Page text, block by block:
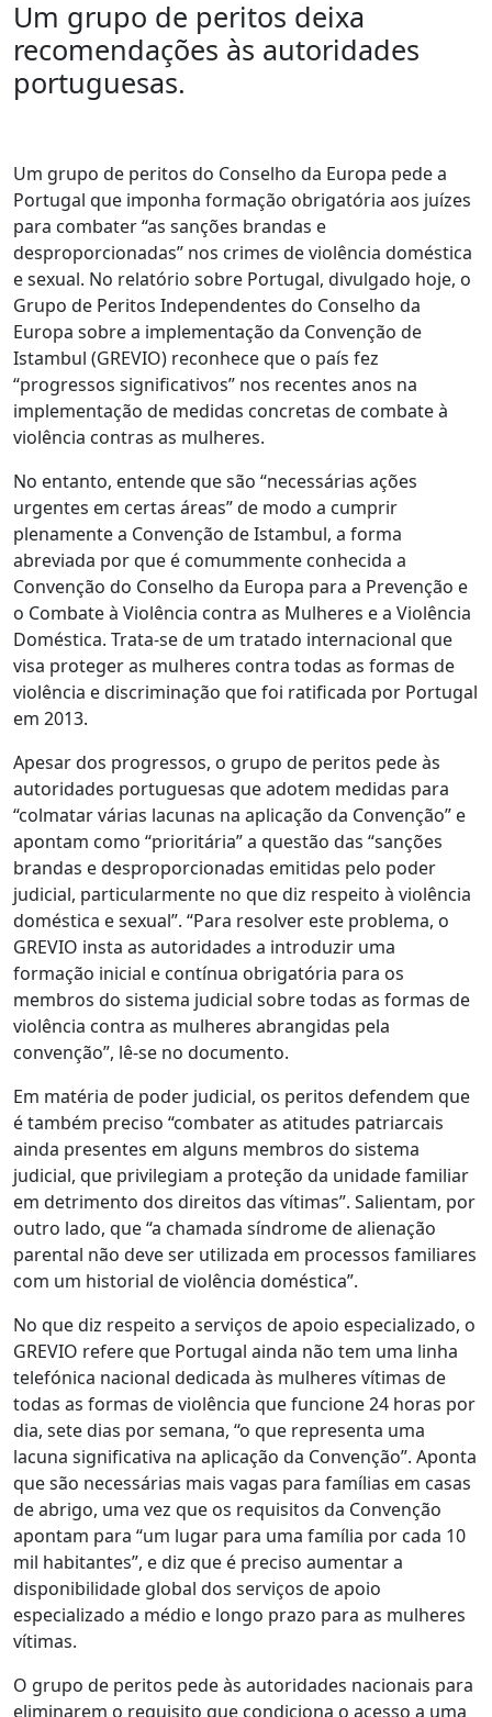
Um grupo de peritos deixa
recomendações às autoridades
portuguesas.
Um grupo de peritos do Conselho da Europa pede a
Portugal que imponha formação obrigatória aos juízes
para combater “as sanções brandas e
desproporcionadas” nos crimes de violência doméstica
e sexual. No relatório sobre Portugal, divulgado hoje, o
Grupo de Peritos Independentes do Conselho da
Europa sobre a implementação da Convenção de
Istambul (GREVIO) reconhece que o país fez
“progressos significativos” nos recentes anos na
implementação de medidas concretas de combate à
violência contras as mulheres.
No entanto, entende que são “necessárias ações
urgentes em certas áreas” de modo a cumprir
plenamente a Convenção de Istambul, a forma
abreviada por que é comummente conhecida a
Convenção do Conselho da Europa para a Prevenção e
o Combate à Violência contra as Mulheres e a Violência
Doméstica. Trata-se de um tratado internacional que
visa proteger as mulheres contra todas as formas de
violência e discriminação que foi ratificada por Portugal
em 2013.
Apesar dos progressos, o grupo de peritos pede às
autoridades portuguesas que adotem medidas para
“colmatar várias lacunas na aplicação da Convenção” e
apontam como “prioritária” a questão das “sanções
brandas e desproporcionadas emitidas pelo poder
judicial, particularmente no que diz respeito à violência
doméstica e sexual”. “Para resolver este problema, o
GREVIO insta as autoridades a introduzir uma
formação inicial e contínua obrigatória para os
membros do sistema judicial sobre todas as formas de
violência contra as mulheres abrangidas pela
convenção”, lê-se no documento.
Em matéria de poder judicial, os peritos defendem que
é também preciso “combater as atitudes patriarcais
ainda presentes em alguns membros do sistema
judicial, que privilegiam a proteção da unidade familiar
em detrimento dos direitos das vítimas”. Salientam, por
outro lado, que “a chamada síndrome de alienação
parental não deve ser utilizada em processos familiares
com um historial de violência doméstica”.
No que diz respeito a serviços de apoio especializado, o
GREVIO refere que Portugal ainda não tem uma linha
telefónica nacional dedicada às mulheres vítimas de
todas as formas de violência que funcione 24 horas por
dia, sete dias por semana, “o que representa uma
lacuna significativa na aplicação da Convenção”. Aponta
que são necessárias mais vagas para famílias em casas
de abrigo, uma vez que os requisitos da Convenção
apontam para “um lugar para uma família por cada 10
mil habitantes”, e diz que é preciso aumentar a
disponibilidade global dos serviços de apoio
especializado a médio e longo prazo para as mulheres
vítimas.
O grupo de peritos pede às autoridades nacionais para
eliminarem o requisito que condiciona o acesso a uma